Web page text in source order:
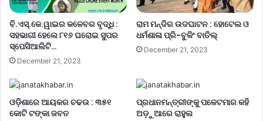
ବି.ଏସ୍.କେ.ୱାଇର କଳେବର ବୃଦ୍ଧି :
ସହଭାଗୀ ହେଲେ ୮୧୬ ଘରୋଇ ସୁପର
ସ୍ପେସିଆଲିଟି…
December 21, 2023
ରାମ ମନ୍ଦିର ଉଦଘାଟନ : ହୋଟେଲ ଓ
ଧର୍ମଶାଳା ପ୍ରି-ବୁକିଂ ବାତିଲ୍
December 21, 2023
ଓଡ଼ିଶାରେ ଆୟକର ଚଢଉ : ୩୫୧
କୋଟି ଟଙ୍କା ଜବତ
ପ୍ରଧାନମନ୍ତ୍ରୀଙ୍କୁ ପକେଟମାର କହି
ଅଡ଼ୁଆରେ ରାହୁଲ